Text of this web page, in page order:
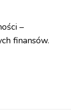
–
finansów.